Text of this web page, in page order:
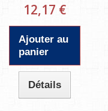
12,17 €
Ajouter au
panier
Détails